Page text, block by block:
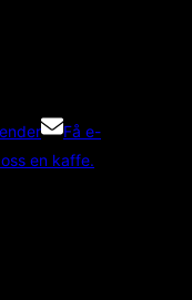
Få e-
en kaffe.